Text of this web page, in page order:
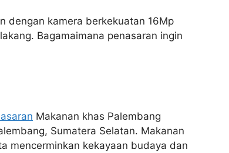
dengan kamera berkekuatan 16Mp
Bagamaimana penasaran ingin
Makanan khas Palembang
Sumatera Selatan. Makanan
mencerminkan kekayaan budaya dan